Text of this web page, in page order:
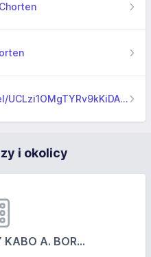
youtube.com/channel/UCLzi1OMgTYRv9kKiDACro1A
i okolicy
A. BOR...